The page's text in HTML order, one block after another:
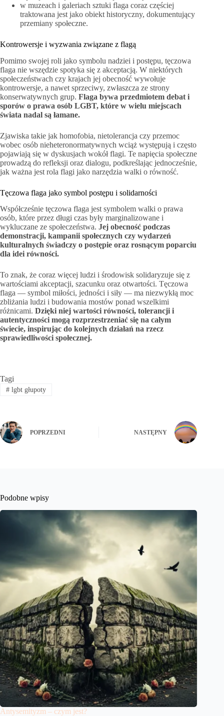
w muzeach i galeriach sztuki flaga coraz częściej
traktowana jest jako obiekt historyczny, dokumentujący
przemiany społeczne.
Kontrowersje i wyzwania związane z flagą
Pomimo swojej roli jako symbolu nadziei i postępu, tęczowa
flaga nie wszędzie spotyka się z akceptacją. W niektórych
społeczeństwach czy krajach jej obecność wywołuje
kontrowersje, a nawet sprzeciwy, zwłaszcza ze strony
konserwatywnych grup. Flaga bywa przedmiotem debat i
sporów o prawa osób LGBT, które w wielu miejscach
świata nadal są łamane.
Zjawiska takie jak homofobia, nietolerancja czy przemoc
wobec osób nieheteronormatywnych wciąż występują i często
pojawiają się w dyskusjach wokół flagi. Te napięcia społeczne
prowadzą do refleksji oraz dialogu, podkreślając jednocześnie,
jak ważna jest rola flagi jako narzędzia walki o równość.
Tęczowa flaga jako symbol postępu i solidarności
Współcześnie tęczowa flaga jest symbolem walki o prawa
osób, które przez długi czas były marginalizowane i
wykluczane ze społeczeństwa. Jej obecność podczas
demonstracji, kampanii społecznych czy wydarzeń
kulturalnych świadczy o postępie oraz rosnącym poparciu
dla idei równości.
To znak, że coraz więcej ludzi i środowisk solidaryzuje się z
wartościami akceptacji, szacunku oraz otwartości. Tęczowa
flaga — symbol miłości, jedności i siły — ma niezwykłą moc
zbliżania ludzi i budowania mostów ponad wszelkimi
różnicami. Dzięki niej wartości równości, tolerancji i
autentyczności mogą rozprzestrzeniać się na całym
świecie, inspirując do kolejnych działań na rzecz
sprawiedliwości społecznej.
Tagi
#lgbt głupoty
POPRZEDNI NASTĘPNY
Podobne wpisy
Antysemityzm – czym jest?